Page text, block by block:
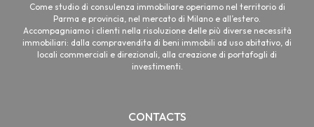
Come studio di consulenza immobiliare operiamo nel territorio di
Parma e provincia, nel mercato di Milano e all’estero.
Accompagniamo i clienti nella risoluzione delle più diverse necessità
immobiliari: dalla compravendita di beni immobili ad uso abitativo, di
locali commerciali e direzionali, alla creazione di portafogli di
investimenti.
CONTACTS